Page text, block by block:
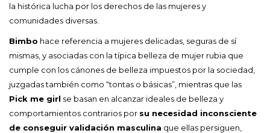
la histórica lucha por los derechos de las mujeres y
comunidades diversas.
Bimbo hace referencia a mujeres delicadas, seguras de sí
mismas, y asociadas con la típica belleza de mujer rubia que
cumple con los cánones de belleza impuestos por la sociedad,
juzgadas también como “tontas o básicas”, mientras que las
Pick me girl se basan en alcanzar ideales de belleza y
comportamientos contrarios por su necesidad inconsciente
de conseguir validación masculina que ellas persiguen,